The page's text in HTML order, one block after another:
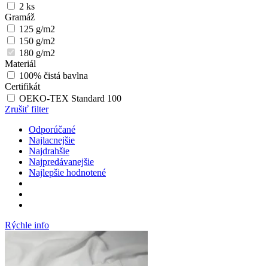
2 ks
Gramáž
125 g/m2
150 g/m2
180 g/m2
Materiál
100% čistá bavlna
Certifikát
OEKO-TEX Standard 100
Zrušiť filter
Odporúčané
Najlacnejšie
Najdrahšie
Najpredávanejšie
Najlepšie hodnotené
Rýchle info